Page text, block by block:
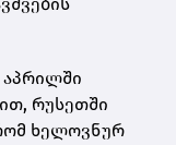
აპრილში
რუსეთში
ხელოვნურ